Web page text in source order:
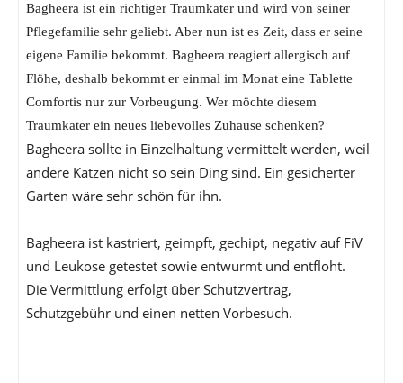
Bagheera ist ein richtiger Traumkater und wird von seiner
Pflegefamilie sehr geliebt. Aber nun ist es Zeit, dass er seine
eigene Familie bekommt. Bagheera reagiert allergisch auf
Flöhe, deshalb bekommt er einmal im Monat eine Tablette
Comfortis nur zur Vorbeugung. Wer möchte diesem
Traumkater ein neues liebevolles Zuhause schenken?
Bagheera sollte in Einzelhaltung vermittelt werden, weil
andere Katzen nicht so sein Ding sind. Ein gesicherter
Garten wäre sehr schön für ihn.
Bagheera ist kastriert, geimpft, gechipt, negativ auf FiV
und Leukose getestet sowie entwurmt und entfloht.
Die Vermittlung erfolgt über Schutzvertrag,
Schutzgebühr und einen netten Vorbesuch.